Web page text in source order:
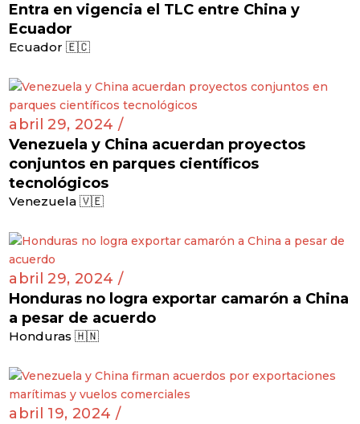
Entra en vigencia el TLC entre China y
Ecuador
Ecuador 🇪🇨
abril 29, 2024 /
Venezuela y China acuerdan proyectos
conjuntos en parques científicos
tecnológicos
Venezuela 🇻🇪
abril 29, 2024 /
Honduras no logra exportar camarón a China
a pesar de acuerdo
Honduras 🇭🇳
abril 19, 2024 /